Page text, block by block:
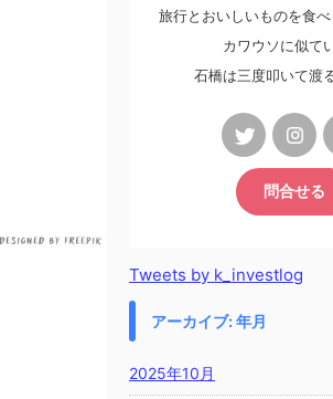
旅行とおいしいものを食べ
カワウソに似て
石橋は三度叩いて渡
問合せる
Tweets by k_investlog
アーカイブ: 年月
2025年10月